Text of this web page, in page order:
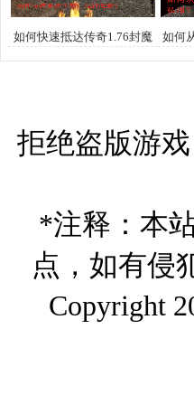
如何快速抵达传奇1.76封魔
殿？
如何
私服
拒绝盗版游
*注释：本
点，如有侵
Copyright